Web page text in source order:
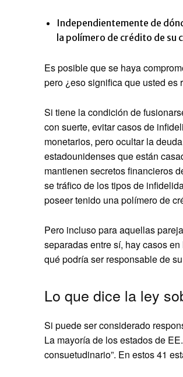
Independientemente de
la polímero de crédito de
Es posible que se haya
pero ¿eso significa que usted es
Si tiene la condición de
con suerte, evitar casos de
monetarios, pero ocultar la
estadounidenses que están
mantienen secretos financieros
se tráfico de los tipos de
poseer tenido una polímero de
Pero incluso para aquellas
separadas entre sí, hay casos
qué podría ser responsable de
Lo que dice la ley
Si puede ser considerado
La mayoría de los estados de
consuetudinario”. En estos 41